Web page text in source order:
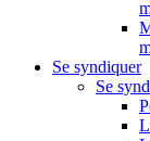
Se syndiquer
Se